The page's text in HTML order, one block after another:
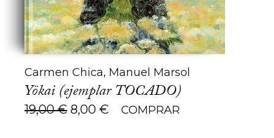
Carmen Chica, Manuel Marsol
Yökai (ejemplar TOCADO)
19,00€ El
precio
8,00 € COMPRAR